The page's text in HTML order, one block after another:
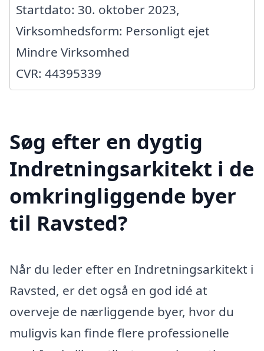
Startdato: 30. oktober 2023,
Virksomhedsform: Personligt ejet
Mindre Virksomhed
CVR: 44395339
Søg efter en dygtig
Indretningsarkitekt i de
omkringliggende byer
til Ravsted?
Når du leder efter en Indretningsarkitekt i
Ravsted, er det også en god idé at
overveje de nærliggende byer, hvor du
muligvis kan finde flere professionelle